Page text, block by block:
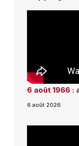
6 août 1966 :
6 août 2026